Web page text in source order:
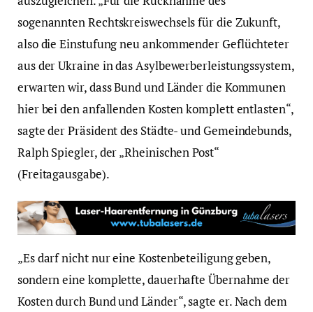
sogenannten Rechtskreiswechsels für die Zukunft,
also die Einstufung neu ankommender Geflüchteter
aus der Ukraine in das Asylbewerberleistungssystem,
erwarten wir, dass Bund und Länder die Kommunen
hier bei den anfallenden Kosten komplett entlasten“,
sagte der Präsident des Städte- und Gemeindebunds,
Ralph Spiegler, der „Rheinischen Post“
(Freitagausgabe).
„Es darf nicht nur eine Kostenbeteiligung geben,
sondern eine komplette, dauerhafte Übernahme der
Kosten durch Bund und Länder“, sagte er. Nach dem